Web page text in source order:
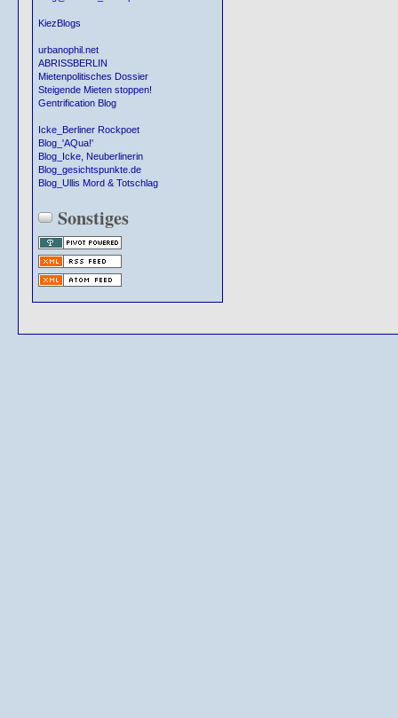
KiezBlogs
urbanophil.net
ABRISSBERLIN
Mietenpolitisches Dossier
Steigende Mieten stoppen!
Gentrification Blog
Icke_Berliner Rockpoet
Blog_'AQua!'
Blog_Icke, Neuberlinerin
Blog_gesichtspunkte.de
Blog_Ullis Mord & Totschlag
Sonstiges